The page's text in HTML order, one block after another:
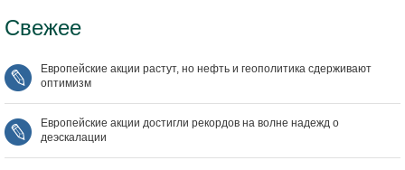
Свежее
Европейские акции растут, но нефть и геополитика сдерживают
оптимизм
Европейские акции достигли рекордов на волне надежд о
деэскалации